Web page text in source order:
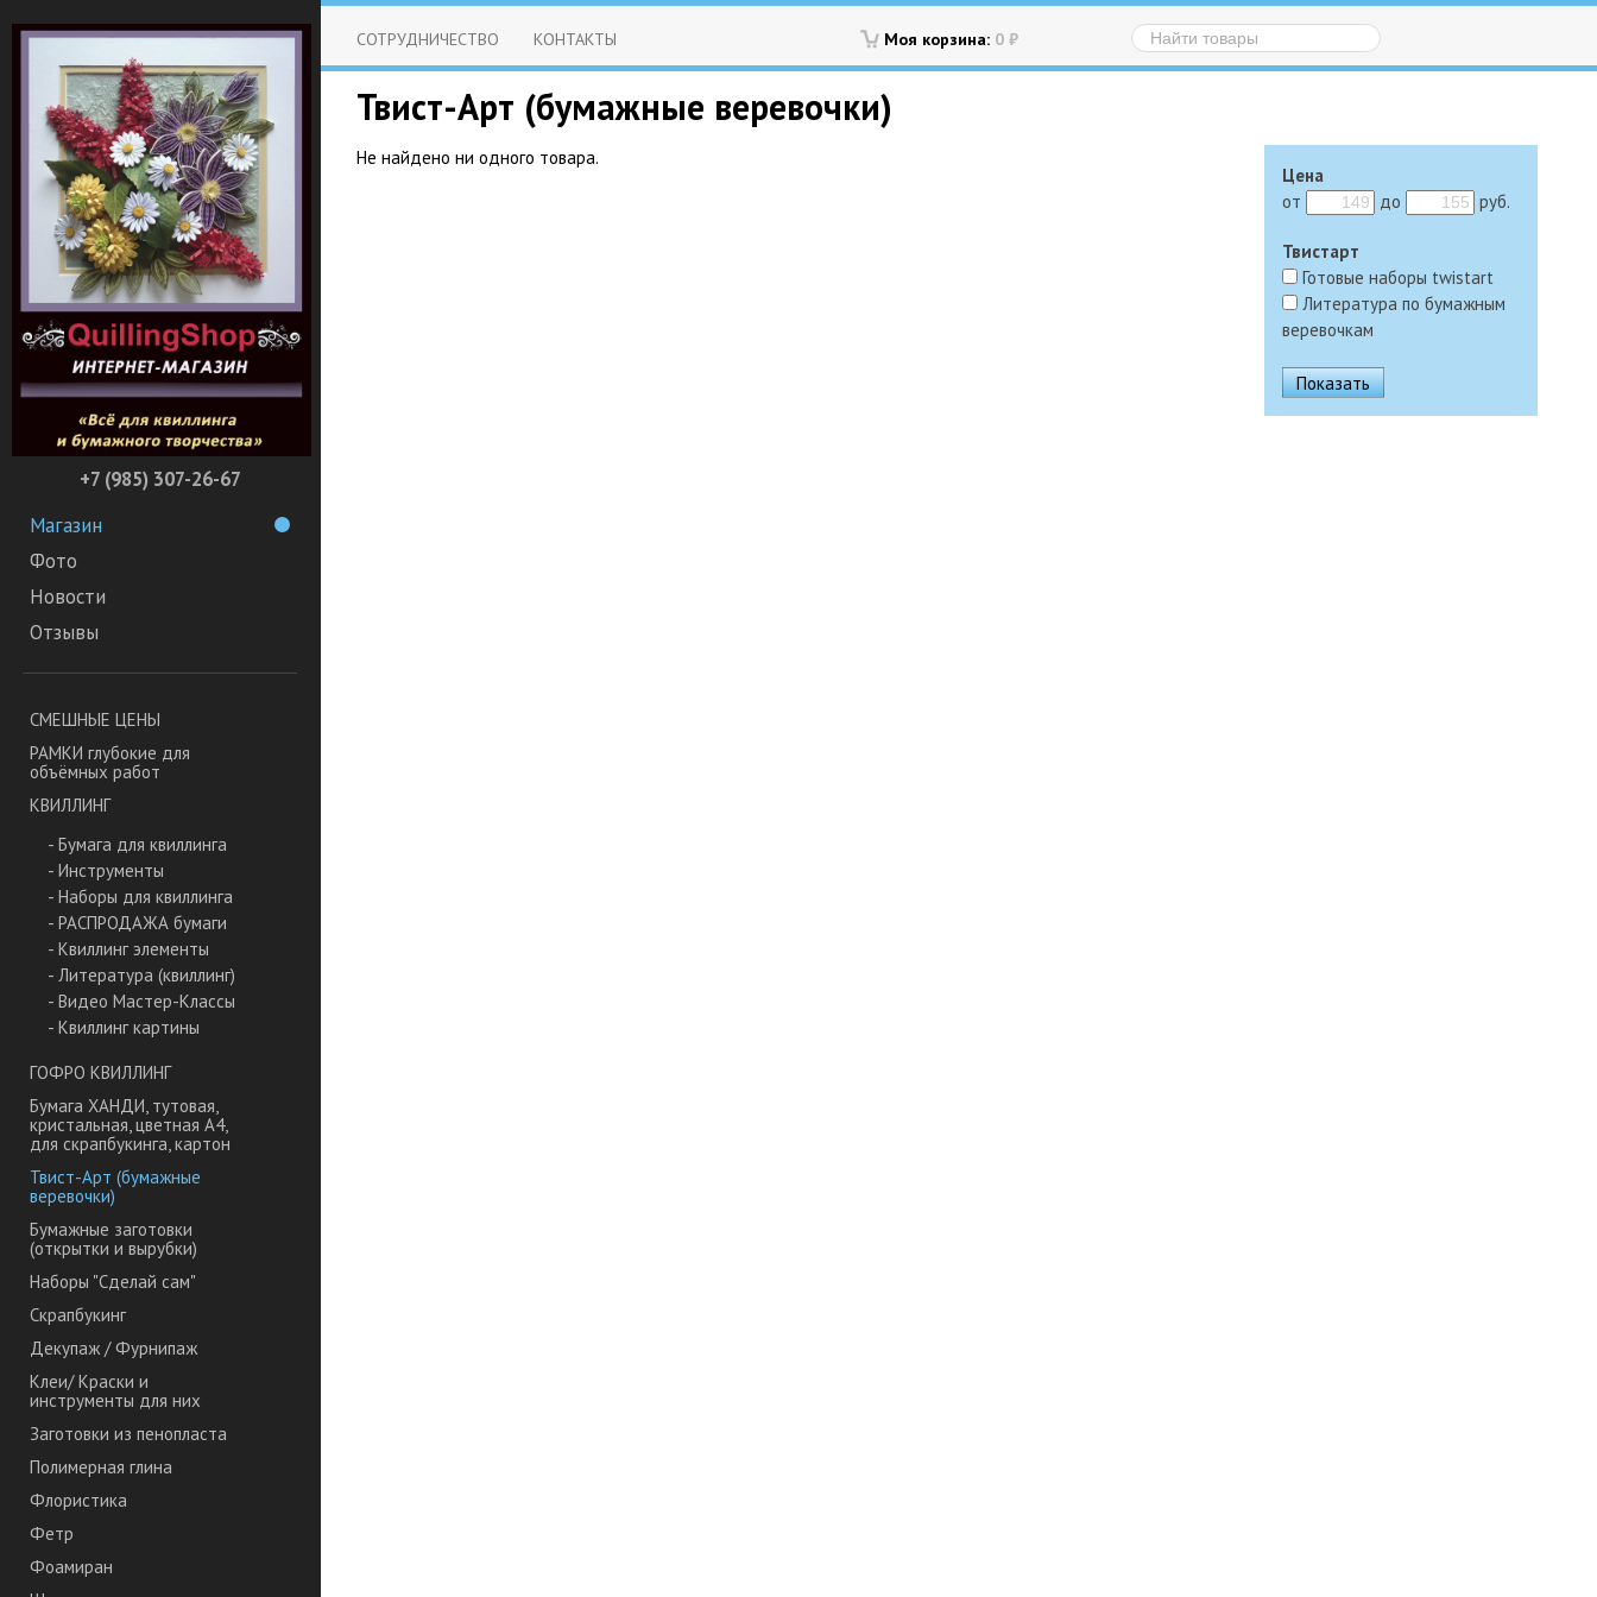
+7 (985) 307-26-67
Магазин
Фото
Новости
Отзывы
СМЕШНЫЕ ЦЕНЫ
РАМКИ глубокие для
объёмных работ
КВИЛЛИНГ
- Бумага для квиллинга
- Инструменты
- Наборы для квиллинга
- РАСПРОДАЖА бумаги
- Квиллинг элементы
- Литература (квиллинг)
- Видео Мастер-Классы
- Квиллинг картины
ГОФРО КВИЛЛИНГ
Бумага ХАНДИ, тутовая,
кристальная, цветная А4,
для скрапбукинга, картон
Твист-Арт (бумажные
веревочки)
Бумажные заготовки
(открытки и вырубки)
Наборы "Сделай сам"
Скрапбукинг
Декупаж / Фурнипаж
Клеи/ Краски и
инструменты для них
Заготовки из пенопласта
Полимерная глина
Флористика
Фетр
Фоамиран
Моя корзина: 0 ₽
СОТРУДНИЧЕСТВО КОНТАКТЫ
Твист-Арт (бумажные веревочки)
Цена
от
до руб.
Твистарт
Готовые наборы twistart
Литература по бумажным
веревочкам
Не найдено ни одного товара.